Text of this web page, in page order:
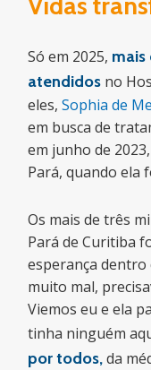
Só em 2025, mais
atendidos no
eles,Sophia de
em busca de
em junho de
Pará, quando ela
Os mais de três
Pará de Curitiba
esperança dentro
muito mal,
Viemos eu e ela
tinha ninguém
por todos,da